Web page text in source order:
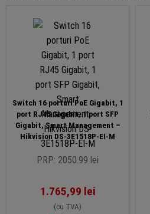
Switch 16 porturi PoE Gigabit, 1
port RJ45 Gigabit, 1 port SFP
Gigabit, Smart Management –
Hikvision DS-3E1518P-EI-M
PRP: 2050.99 lei
1.765,99 lei
(cu TVA)